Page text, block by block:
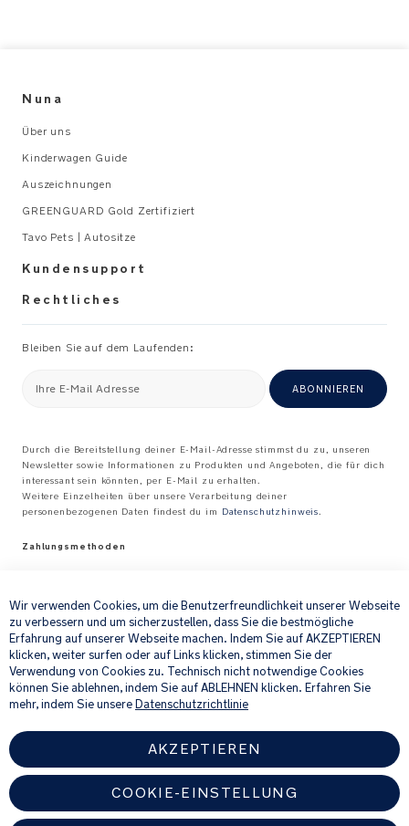
Nuna
Über uns
Kinderwagen Guide
Auszeichnungen
GREENGUARD Gold Zertifiziert
Tavo Pets | Autositze
Kundensupport
Rechtliches
Bleiben Sie auf dem Laufenden:
Ihre E-Mail Adresse ABONNIEREN
Durch die Bereitstellung deiner E-Mail-Adresse stimmst du zu, unseren
Newsletter sowie Informationen zu Produkten und Angeboten, die für dich
interessant sein könnten, per E-Mail zu erhalten.
Weitere Einzelheiten über unsere Verarbeitung deiner
personenbezogenen Daten findest du im Datenschutzhinweis.
Zahlungsmethoden
Versandarten
*Alle Preise inklusive MwSt.
Wir verwenden Cookies, um die Benutzerfreundlichkeit unserer Webseite
zu verbessern und um sicherzustellen, dass Sie die bestmögliche
Erfahrung auf unserer Webseite machen. Indem Sie auf AKZEPTIEREN
klicken, weiter surfen oder auf Links klicken, stimmen Sie der
Verwendung von Cookies zu. Technisch nicht notwendige Cookies
können Sie ablehnen, indem Sie auf ABLEHNEN klicken. Erfahren Sie
mehr, indem Sie unsereDatenschutzrichtlinie
AKZEPTIEREN
COOKIE-EINSTELLUNG